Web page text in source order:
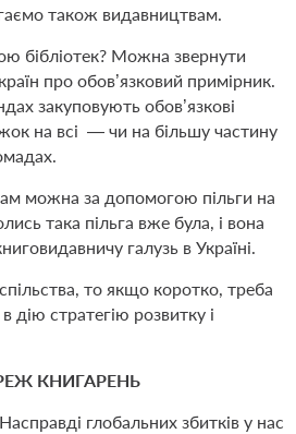
також видавництвам.
бібліотек? Можна звернути
про обов’язковий примірник.
закуповують обов’язкові
на всі — чи на більшу частину
можна за допомогою пільги на
така пільга вже була, і вона
галузь в Україні.
то якщо коротко, треба
стратегію розвитку і
КНИГАРЕНЬ
глобальних збитків у нас